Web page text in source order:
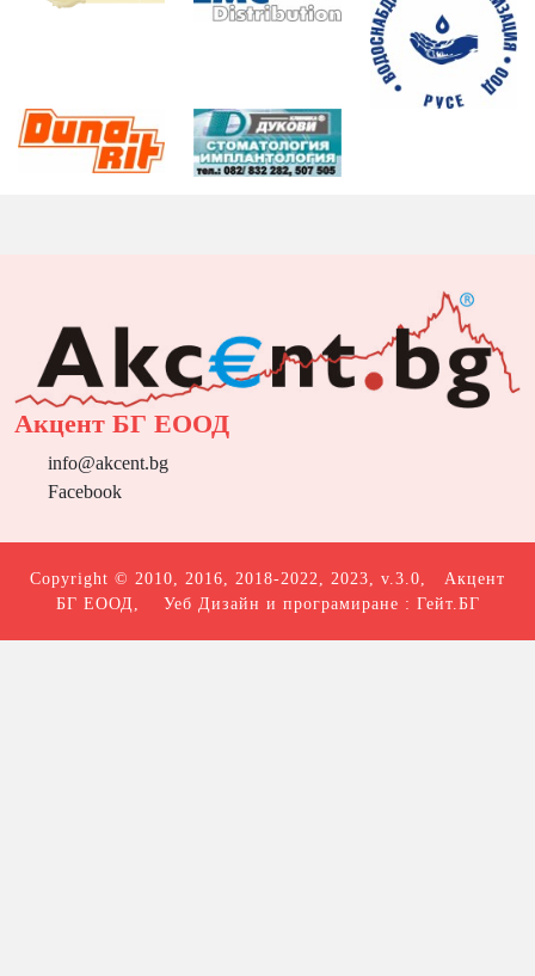
Акцент БГ ЕООД
info@akcent.bg
Facebook
Copyright © 2010, 2016, 2018-2022, 2023, v.3.0, Акцент
БГ ЕООД , Уеб Дизайн и програмиране : Гейт.БГ